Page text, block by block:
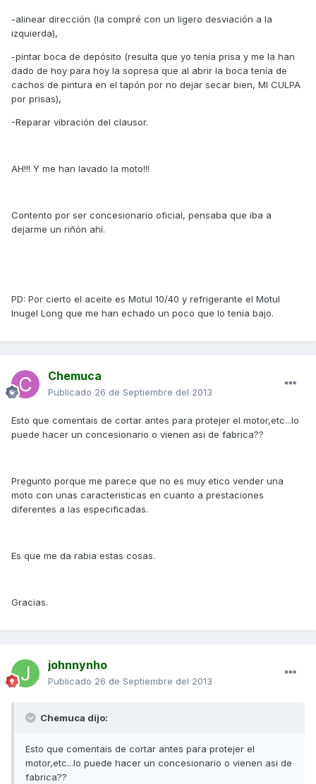
-alinear dirección (la compré con un ligero desviación a la
izquierda),
-pintar boca de depósito (resulta que yo tenía prisa y me la han
dado de hoy para hoy la sopresa que al abrir la boca tenía de
cachos de pintura en el tapón por no dejar secar bien, MI CULPA
por prisas),
-Reparar vibración del clausor.
AH!!! Y me han lavado la moto!!!
Contento por ser concesionario oficial, pensaba que iba a
dejarme un riñón ahí.
PD: Por cierto el aceite es Motul 10/40 y refrigerante el Motul
Inugel Long que me han echado un poco que lo tenía bajo.
Chemuca
Publicado 26 de Septiembre del 2013
Esto que comentais de cortar antes para protejer el motor,etc...lo
puede hacer un concesionario o vienen asi de fabrica??
Pregunto porque me parece que no es muy etico vender una
moto con unas caracteristicas en cuanto a prestaciones
diferentes a las especificadas.
Es que me da rabia estas cosas.
Gracias.
johnnynho
Publicado 26 de Septiembre del 2013
Chemuca dijo:
Esto que comentais de cortar antes para protejer el
motor,etc...lo puede hacer un concesionario o vienen asi de
fabrica??